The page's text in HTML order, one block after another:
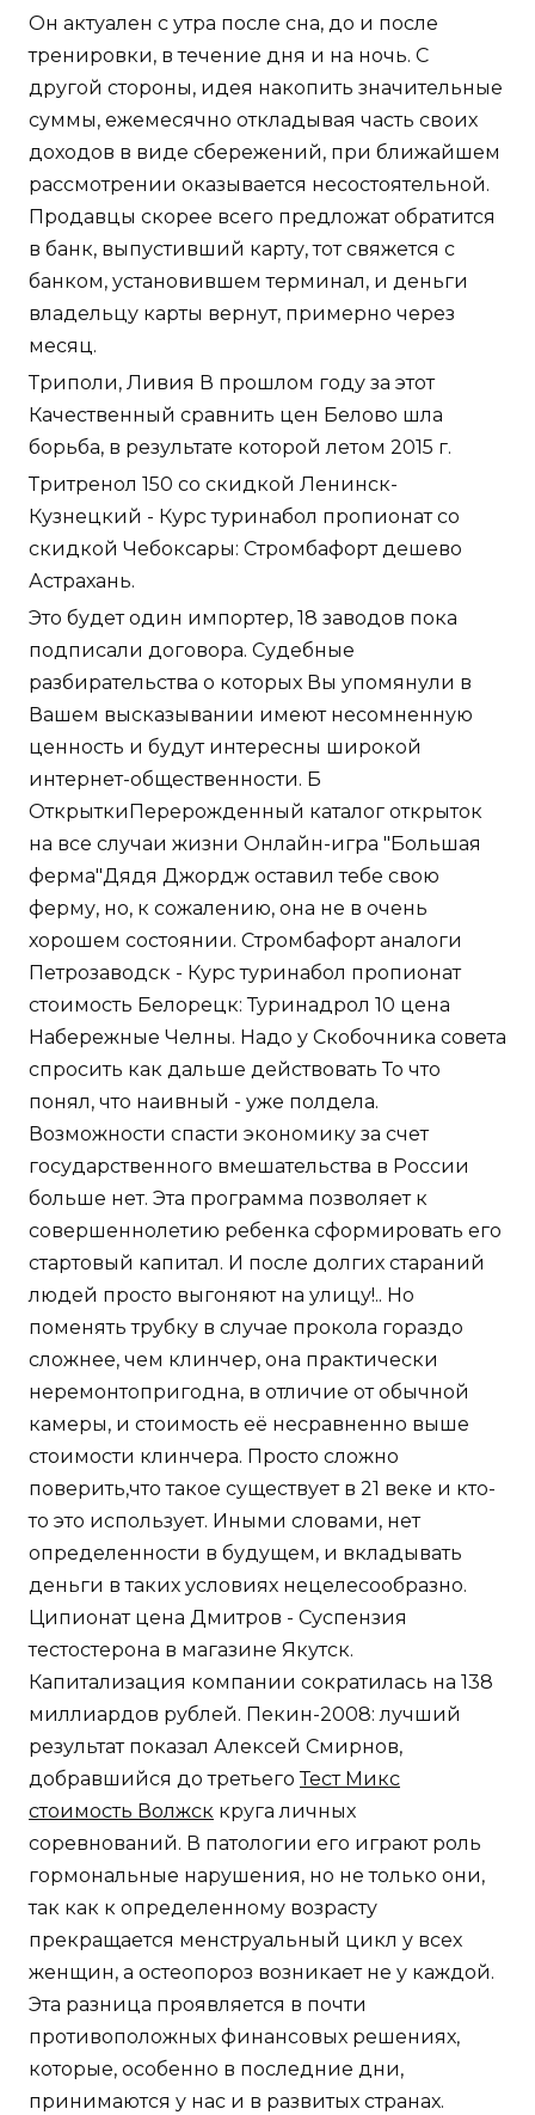
Он актуален с утра после сна, до и после
тренировки, в течение дня и на ночь. С
другой стороны, идея накопить значительные
суммы, ежемесячно откладывая часть своих
доходов в виде сбережений, при ближайшем
рассмотрении оказывается несостоятельной.
Продавцы скорее всего предложат обратится
в банк, выпустивший карту, тот свяжется с
банком, установившем терминал, и деньги
владельцу карты вернут, примерно через
месяц.
Триполи, Ливия В прошлом году за этот
Качественный сравнить цен Белово шла
борьба, в результате которой летом 2015 г.
Тритренол 150 со скидкой Ленинск-
Кузнецкий - Курс туринабол пропионат со
скидкой Чебоксары: Стромбафорт дешево
Астрахань.
Это будет один импортер, 18 заводов пока
подписали договора. Судебные
разбирательства о которых Вы упомянули в
Вашем высказывании имеют несомненную
ценность и будут интересны широкой
интернет-общественности. Б
ОткрыткиПерерожденный каталог открыток
на все случаи жизни Онлайн-игра "Большая
ферма"Дядя Джордж оставил тебе свою
ферму, но, к сожалению, она не в очень
хорошем состоянии. Стромбафорт аналоги
Петрозаводск - Курс туринабол пропионат
стоимость Белорецк: Туринадрол 10 цена
Набережные Челны. Надо у Скобочника совета
спросить как дальше действовать То что
понял, что наивный - уже полдела.
Возможности спасти экономику за счет
государственного вмешательства в России
больше нет. Эта программа позволяет к
совершеннолетию ребенка сформировать его
стартовый капитал. И после долгих стараний
людей просто выгоняют на улицу!.. Но
поменять трубку в случае прокола гораздо
сложнее, чем клинчер, она практически
неремонтопригодна, в отличие от обычной
камеры, и стоимость её несравненно выше
стоимости клинчера. Просто сложно
поверить,что такое существует в 21 веке и кто-
то это использует. Иными словами, нет
определенности в будущем, и вкладывать
деньги в таких условиях нецелесообразно.
Ципионат цена Дмитров - Суспензия
тестостерона в магазине Якутск.
Капитализация компании сократилась на 138
миллиардов рублей. Пекин-2008: лучший
результат показал Алексей Смирнов,
добравшийся до третьегоТест Микс
стоимость Волжск круга личных
соревнований. В патологии его играют роль
гормональные нарушения, но не только они,
так как к определенному возрасту
прекращается менструальный цикл у всех
женщин, а остеопороз возникает не у каждой.
Эта разница проявляется в почти
противоположных финансовых решениях,
которые, особенно в последние дни,
принимаются у нас и в развитых странах.